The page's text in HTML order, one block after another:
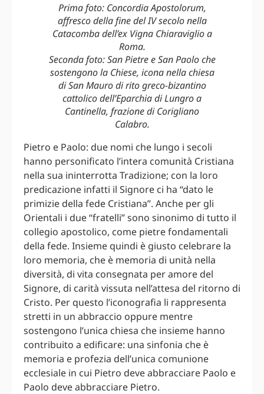
Prima foto: Concordia Apostolorum,
affresco della fine del IV secolo nella
Catacomba dell’ex Vigna Chiaraviglio a
Roma.
Seconda foto: San Pietre e San Paolo che
sostengono la Chiese, icona nella chiesa
di San Mauro di rito greco-bizantino
cattolico dell’Eparchia di Lungro a
Cantinella, frazione di Corigliano
Calabro.
Pietro e Paolo: due nomi che lungo i secoli
hanno personificato l’intera comunità Cristiana
nella sua ininterrotta Tradizione; con la loro
predicazione infatti il Signore ci ha “dato le
primizie della fede Cristiana”. Anche per gli
Orientali i due “fratelli” sono sinonimo di tutto il
collegio apostolico, come pietre fondamentali
della fede. Insieme quindi è giusto celebrare la
loro memoria, che è memoria di unità nella
diversità, di vita consegnata per amore del
Signore, di carità vissuta nell’attesa del ritorno di
Cristo. Per questo l’iconografia li rappresenta
stretti in un abbraccio oppure mentre
sostengono l’unica chiesa che insieme hanno
contribuito a edificare: una sinfonia che è
memoria e profezia dell’unica comunione
ecclesiale in cui Pietro deve abbracciare Paolo e
Paolo deve abbracciare Pietro.